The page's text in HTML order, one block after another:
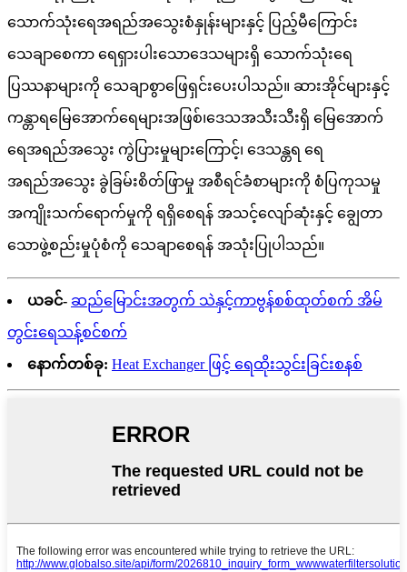
သောက်သုံးရေအရည်အသွေးစံနှုန်းများနှင့် ပြည့်မီကြောင်း
သေချာစေကာ ရေရှားပါးသောဒေသများရှိ သောက်သုံးရေ
ပြဿနာများကို သေချာစွာဖြေရှင်းပေးပါသည်။ ဆားအိုင်များနှင့်
ကန္တာရမြေအောက်ရေများအဖြစ်၊ဒေသအသီးသီးရှိ မြေအောက်
ရေအရည်အသွေး ကွဲပြားမှုများကြောင့်၊ ဒေသန္တရ ရေ
အရည်အသွေး ခွဲခြမ်းစိတ်ဖြာမှု အစီရင်ခံစာများကို စံပြကုသမှု
အကျိုးသက်ရောက်မှုကို ရရှိစေရန် အသင့်လျော်ဆုံးနှင့် ချွေတာ
သောဖွဲ့စည်းမှုပုံစံကို သေချာစေရန် အသုံးပြုပါသည်။
ယခင်- ဆည်မြောင်းအတွက် သဲနှင့်ကာဗွန်စစ်ထုတ်စက် အိမ်
တွင်းရေသန့်စင်စက်
နောက်တစ်ခု: Heat Exchanger ဖြင့် ရေထိုးသွင်းခြင်းစနစ်